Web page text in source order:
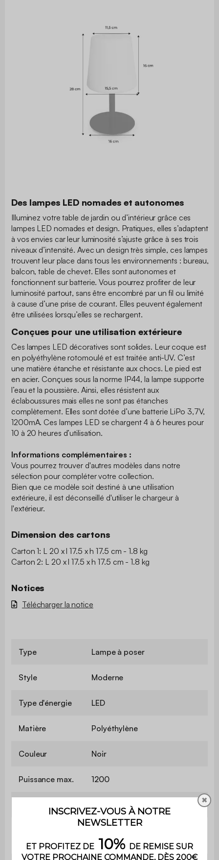
Des lampes LED nomades et autonomes
Illuminez votre table de jardin ou d’intérieur grâce ces
lampes LED nomades et design. Pratiques, elles s’adaptent
à vos envies car leur luminosité s’ajuste grâce à ses trois
niveaux d’intensité. Avec un design très simple, ces lampes
trouvent leur place dans tous les environnements : bureau,
balcon, table de chevet. Elles sont autonomes et
fonctionnent sur batterie. Vous pourrez profiter de leur
luminosité partout, sans être encombré par un fil ou limité
à cause d’une prise de courant. Elles peuvent également
être utilisées lorsqu’elles se rechargent.
Conçues pour une utilisation extérieure
Ces lampes LED décoratives sont solides. Leur coque est
en polyéthylène rotomoulé et est traitée anti-UV. C’est
une matière étanche et résistante aux chocs. Le pied est
en acier. Conçues sous la norme IP44, la lampe supporte
l’eau et la poussière. Ainsi, elles résistent aux
éclaboussures mais elles ne sont pas étanches
complètement. Elles sont dotée d’une batterie LiPo 3,7V,
1200mA. Ces lampes LED se chargent 4 à 6 heures pour
10 à 20 heures d’utilisation.
Informations complémentaires :
Vous pourrez trouver d'autres modèles dans notre
sélection pour compléter votre collection.
Bien que ce modèle soit destiné à une utilisation
extérieure, il est déconseillé d'utiliser le chargeur à
l'extérieur.
Dimension des cartons
Carton 1: L 20 x l 17.5 x h 17.5 cm - 1.8 kg
Carton 2: L 20 x l 17.5 x h 17.5 cm - 1.8 kg
Notices
Télécharger la notice
Type Lampe à poser
Style Moderne
Type d'énergie LED
Matière Polyéthylène
Couleur Noir
Puissance max. 1200
Intérieur / Extérieur
uniquement
✖